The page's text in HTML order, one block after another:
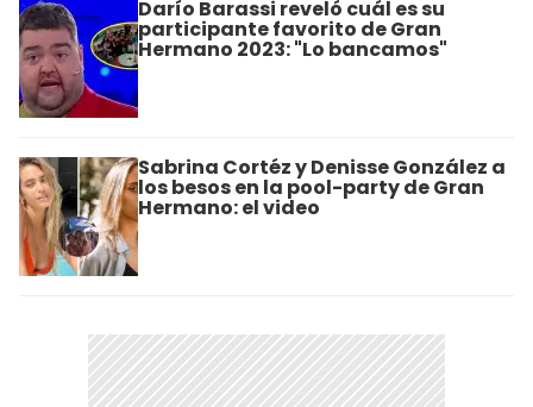
Darío Barassi reveló cuál es su
participante favorito de Gran
Hermano 2023: "Lo bancamos"
Sabrina Cortéz y Denisse González a
los besos en la pool-party de Gran
Hermano: el video